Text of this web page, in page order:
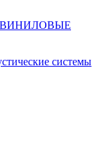
ВИНИЛОВЫЕ
системы